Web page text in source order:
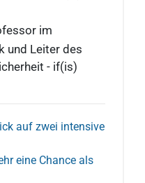
im
und Leiter des
- if(is)
auf zwei intensive
eine Chance als